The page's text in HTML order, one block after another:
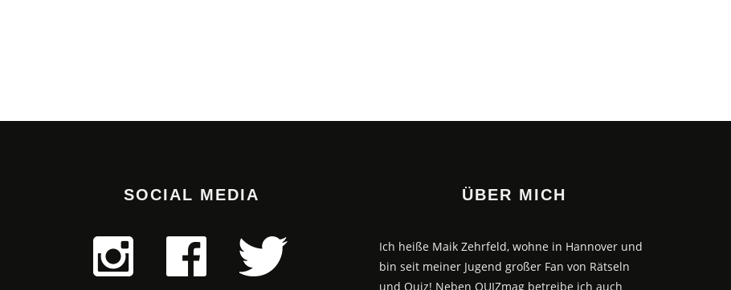
SOCIAL MEDIA ÜBER MICH
Ich heiße Maik Zehrfeld, wohne in Hannover und
bin seit meiner Jugend großer Fan von Rätseln
und Quiz! Neben QUIZmag betreibe ich auch